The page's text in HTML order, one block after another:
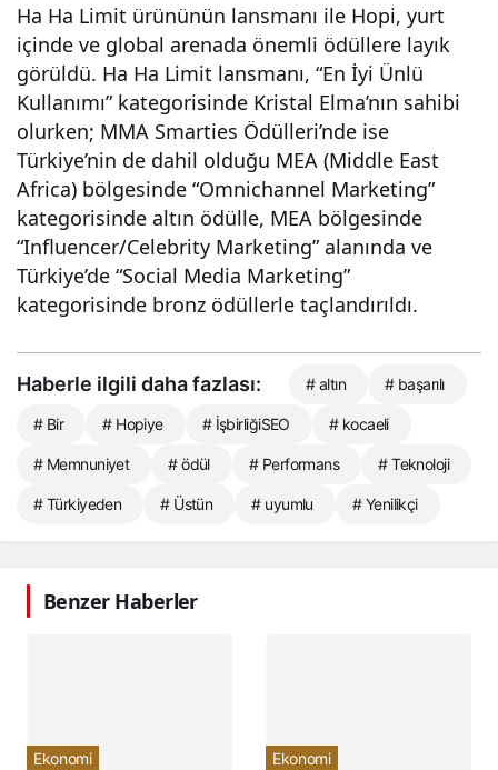
Ha Ha Limit ürününün lansmanı ile Hopi, yurt
içinde ve global arenada önemli ödüllere layık
görüldü. Ha Ha Limit lansmanı, “En İyi Ünlü
Kullanımı” kategorisinde Kristal Elma’nın sahibi
olurken; MMA Smarties Ödülleri’nde ise
Türkiye’nin de dahil olduğu MEA (Middle East
Africa) bölgesinde “Omnichannel Marketing”
kategorisinde altın ödülle, MEA bölgesinde
“Influencer/Celebrity Marketing” alanında ve
Türkiye’de “Social Media Marketing”
kategorisinde bronz ödüllerle taçlandırıldı.
Haberle ilgili daha fazlası: # altın # başarılı
# Bir # Hopiye # İşbirliğiSEO # kocaeli
# Memnuniyet # ödül # Performans # Teknoloji
# Türkiyeden # Üstün # uyumlu # Yenilikçi
Benzer Haberler
Ekonomi Ekonomi